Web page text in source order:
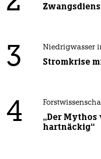
3 Niedrigwasser
Stromkrise
4
„Der
hartnäckig“